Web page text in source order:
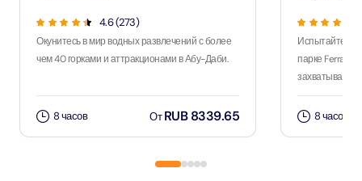
4.6 (273)
Окунитесь в мир водных развлечений с более
чем 40 горками и аттракционами в Абу-Даби.
8 часов ОтRUB 8339.65
Испытайте
парке Ferrari с
8 часов